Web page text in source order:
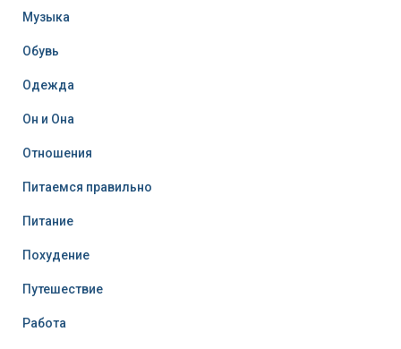
Музыка
Обувь
Одежда
Он и Она
Отношения
Питаемся правильно
Питание
Похудение
Путешествие
Работа